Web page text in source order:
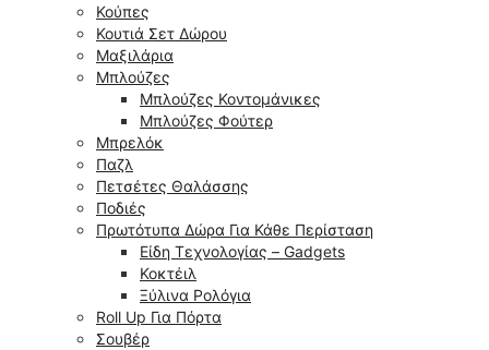
Κούπες
Κουτιά Σετ Δώρου
Μαξιλάρια
Μπλούζες
Μπλούζες Κοντομάνικες
Μπλούζες Φούτερ
Μπρελόκ
Παζλ
Πετσέτες Θαλάσσης
Ποδιές
Πρωτότυπα Δώρα Για Κάθε Περίσταση
Είδη Τεχνολογίας – Gadgets
Κοκτέιλ
Ξύλινα Ρολόγια
Roll Up Για Πόρτα
Σουβέρ